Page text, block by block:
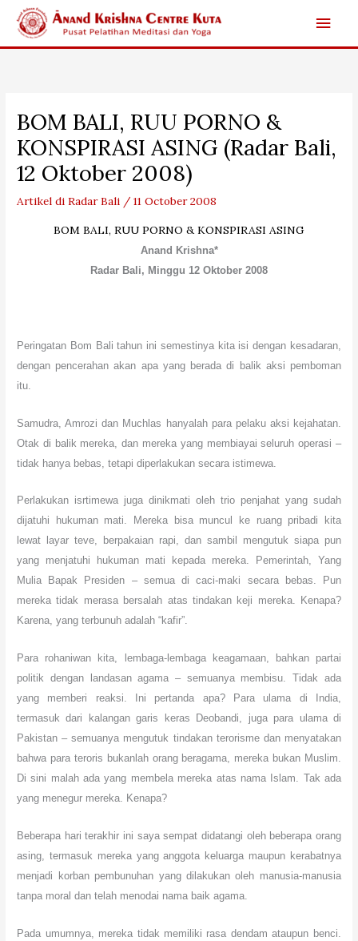
Skip
content
Main
BOM BALI, RUU PORNO &
KONSPIRASI ASING (Radar Bali,
12 Oktober 2008)
Artikel di Radar Bali /11 October 2008
BOM BALI, RUU PORNO & KONSPIRASI ASING
Anand Krishna*
Radar Bali, Minggu 12 Oktober 2008
Peringatan Bom Bali tahun ini semestinya kita isi dengan kesadaran,
dengan pencerahan akan apa yang berada di balik aksi pemboman
itu.
Samudra, Amrozi dan Muchlas hanyalah para pelaku aksi kejahatan.
Otak di balik mereka, dan mereka yang membiayai seluruh operasi –
tidak hanya bebas, tetapi diperlakukan secara istimewa.
Perlakukan isrtimewa juga dinikmati oleh trio penjahat yang sudah
dijatuhi hukuman mati. Mereka bisa muncul ke ruang pribadi kita
lewat layar teve, berpakaian rapi, dan sambil mengutuk siapa pun
yang menjatuhi hukuman mati kepada mereka. Pemerintah, Yang
Mulia Bapak Presiden – semua di caci-maki secara bebas. Pun
mereka tidak merasa bersalah atas tindakan keji mereka. Kenapa?
Karena, yang terbunuh adalah “kafir”.
Para rohaniwan kita, lembaga-lembaga keagamaan, bahkan partai
politik dengan landasan agama – semuanya membisu. Tidak ada
yang memberi reaksi. Ini pertanda apa? Para ulama di India,
termasuk dari kalangan garis keras Deobandi, juga para ulama di
Pakistan – semuanya mengutuk tindakan terorisme dan menyatakan
bahwa para teroris bukanlah orang beragama, mereka bukan Muslim.
Di sini malah ada yang membela mereka atas nama Islam. Tak ada
yang menegur mereka. Kenapa?
Beberapa hari terakhir ini saya sempat didatangi oleh beberapa orang
asing, termasuk mereka yang anggota keluarga maupun kerabatnya
menjadi korban pembunuhan yang dilakukan oleh manusia-manusia
tanpa moral dan telah menodai nama baik agama.
Pada umumnya, mereka tidak memiliki rasa dendam ataupun benci.